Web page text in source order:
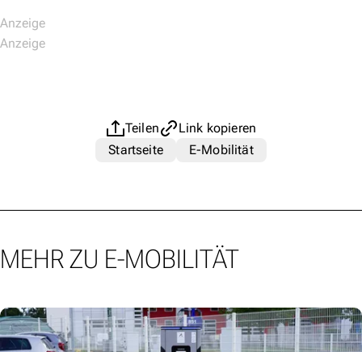
Teilen
Link kopieren
Startseite
E-Mobilität
MEHR ZU E-MOBILITÄT